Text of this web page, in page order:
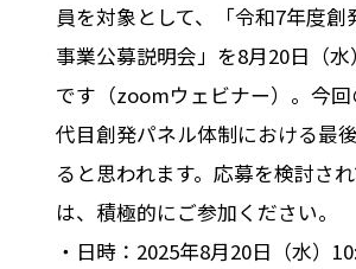
員を対象として、「令和7年度創
事業公募説明会」を8月20日（
です（zoomウェビナー）。今
代目創発パネル体制における最
ると思われます。応募を検討さ
は、積極的にご参加ください。
・日時：2025年8月20日（水）